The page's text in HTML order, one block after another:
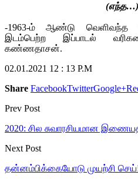
(எந்த…)
-1963-ம் ஆண்டு வெளிவந்த
இடம்பெற்ற இப்பாடல்
கண்ணதாசன்.
02.01.2021 12 : 13 P.M
Share FacebookTwitterGoogle+
Prev Post
2020: சில சுவாரசியமான
Next Post
தன்னம்பிக்கையோடு முயற்சி